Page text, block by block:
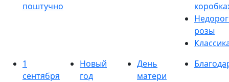
поштучно
розы
1
сентября
Новый
год
День
матери